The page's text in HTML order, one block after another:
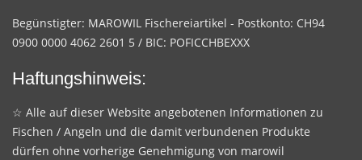
Begünstigter: MAROWIL Fischereiartikel - Postkonto: CH94
0900 0000 4062 2601 5 / BIC: POFICCHBEXXX
Haftungshinweis:
☆ Alle auf dieser Website angebotenen Informationen zu
Fischen / Angeln und die damit verbundenen Produkte
dürfen ohne vorherige Genehmigung von marowil